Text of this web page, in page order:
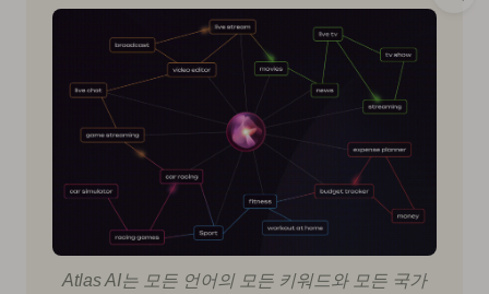
Atlas AI는 모든 언어의 모든 키워드와 모든 국가